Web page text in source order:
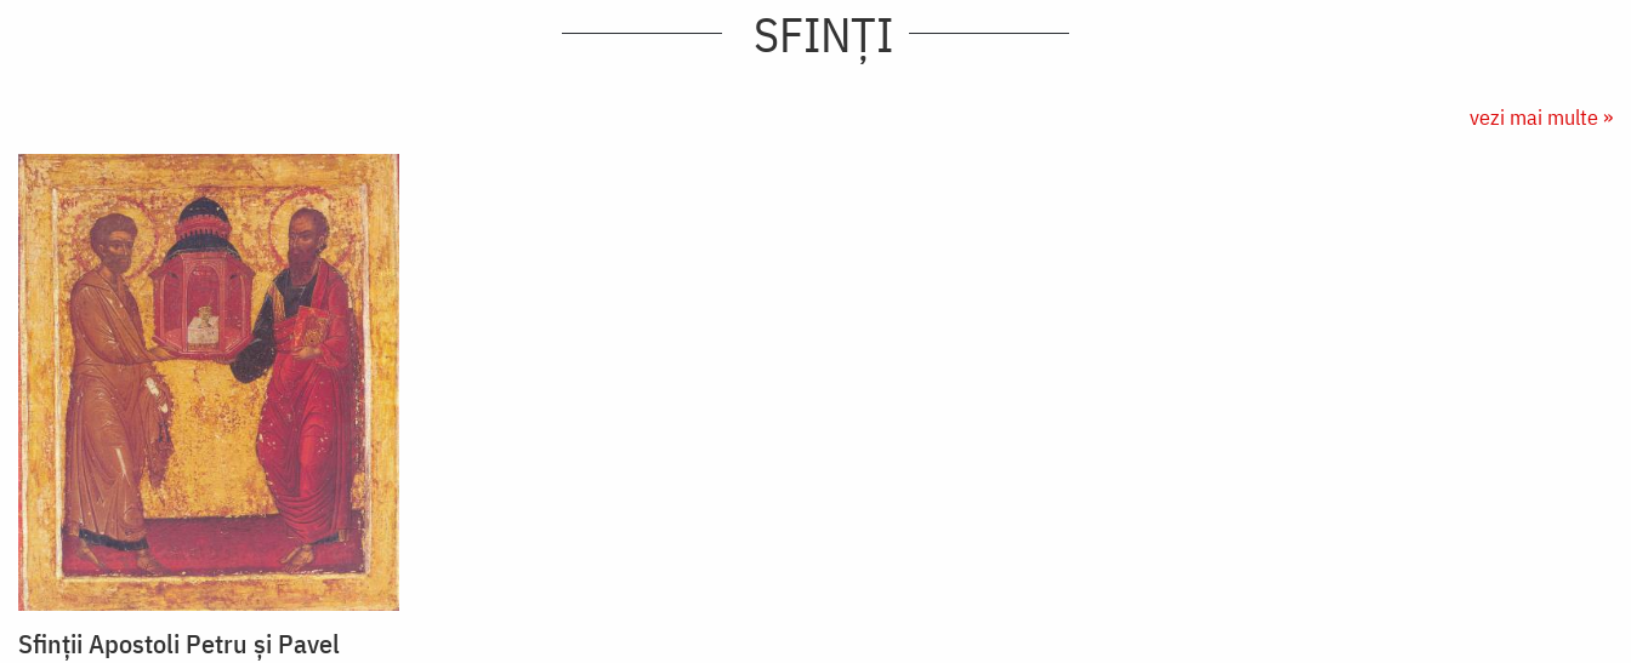
SFINȚI
vezi mai multe »
Sfinții Apostoli Petru și Pavel